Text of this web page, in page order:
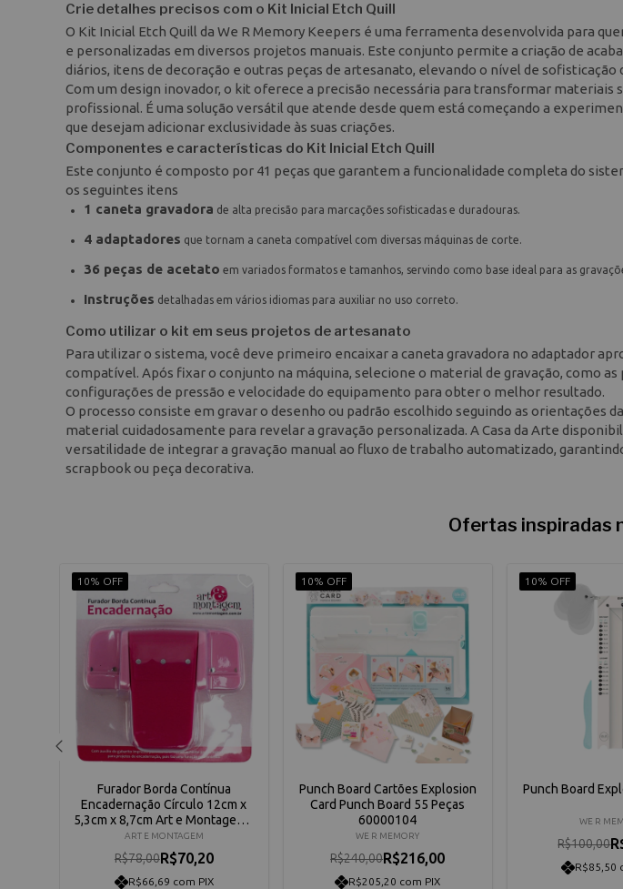
Crie detalhes precisos com o Kit Inicial Etch Quill
O Kit Inicial Etch Quill da We R Memory Keepers é uma ferramenta desenvolvida para
e personalizadas em diversos projetos manuais. Este conjunto permite a criação de
diários, itens de decoração e outras peças de artesanato, elevando o nível de sofisticação
Com um design inovador, o kit oferece a precisão necessária para transformar materiais
profissional. É uma solução versátil que atende desde quem está começando a
que desejam adicionar exclusividade às suas criações.
Componentes e características do Kit Inicial Etch Quill
Este conjunto é composto por 41 peças que garantem a funcionalidade completa do
os seguintes itens
1 caneta gravadora de alta precisão para marcações sofisticadas e duradouras.
4 adaptadores que tornam a caneta compatível com diversas máquinas de corte.
36 peças de acetato em variados formatos e tamanhos, servindo como base ideal para as
Instruções detalhadas em vários idiomas para auxiliar no uso correto.
Como utilizar o kit em seus projetos de artesanato
Para utilizar o sistema, você deve primeiro encaixar a caneta gravadora no adaptador
compatível. Após fixar o conjunto na máquina, selecione o material de gravação, como as
configurações de pressão e velocidade do equipamento para obter o melhor resultado.
O processo consiste em gravar o desenho ou padrão escolhido seguindo as orientações
material cuidadosamente para revelar a gravação personalizada. A Casa da Arte
versatilidade de integrar a gravação manual ao fluxo de trabalho automatizado,
scrapbook ou peça decorativa.
Ofertas inspiradas
10% OFF
Furador Borda Contínua
Encadernação Círculo 12cm x
5,3cm x 8,7cm Art e Montagem -
FBE001
ART E MONTAGEM
R$78,00R$70,20
R$66,69 com PIX
10% OFF
Punch Board Cartões Explosion
Card Punch Board 55 Peças
60000104
WE R MEMORY
R$240,00R$216,00
R$205,20 com PIX
10% OFF
Punch Board
WE R
R$100,00
R$85,50